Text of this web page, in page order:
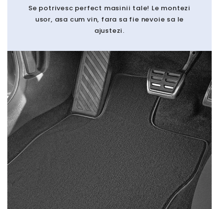
Se potrivesc perfect masinii tale! Le montezi
usor, asa cum vin, fara sa fie nevoie sa le
ajustezi.